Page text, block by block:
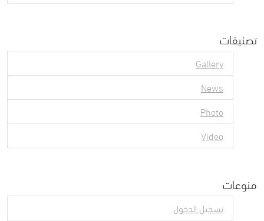
تصنيفات
Gallery
News
Photo
Video
منوعات
تسجيل الدخول